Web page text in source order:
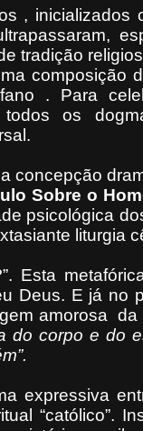
, inicializados
tradição
composição
. Para
os
concepção
Sobre o
psicológica
liturgia
Esta
Deus. E já no
amorosa da
do corpo e do
expressiva
“católico”.